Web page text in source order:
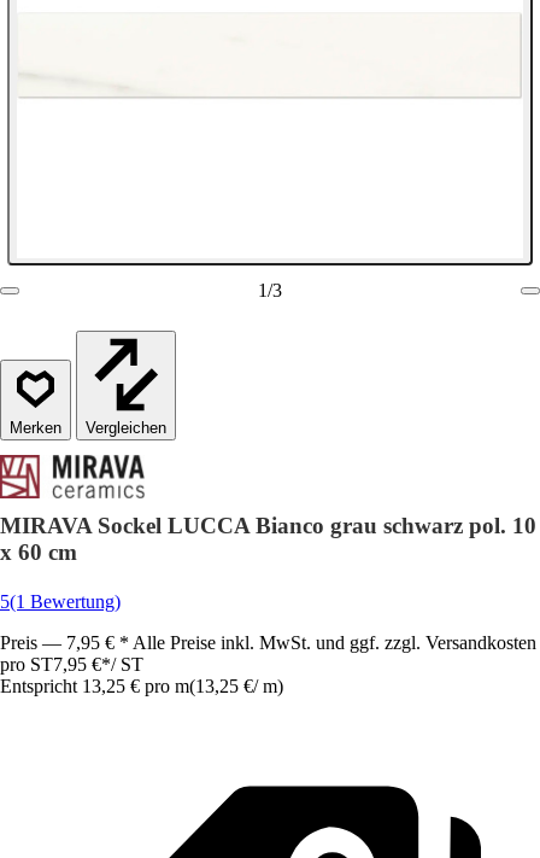
1/3
Vergleichen
MIRAVA Sockel LUCCA Bianco grau schwarz pol. 10
x 60 cm
5(1 Bewertung)
Preis — 7,95 € * Alle Preise inkl. MwSt. und ggf. zzgl. Versandkosten
pro ST7,95 €*/ ST
Entspricht 13,25 € pro m(13,25 €/ m)